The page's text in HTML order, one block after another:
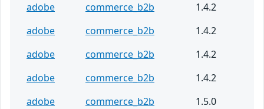
adobe
commerce_b2b
1.4.2
adobe
commerce_b2b
1.4.2
adobe
commerce_b2b
1.4.2
adobe
commerce_b2b
1.4.2
adobe
commerce_b2b 1.5.0